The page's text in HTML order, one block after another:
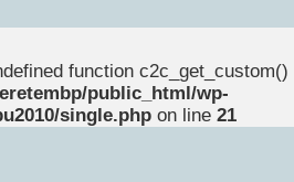
function c2c_get_custom()
public_html/wp-
single.php on line 21